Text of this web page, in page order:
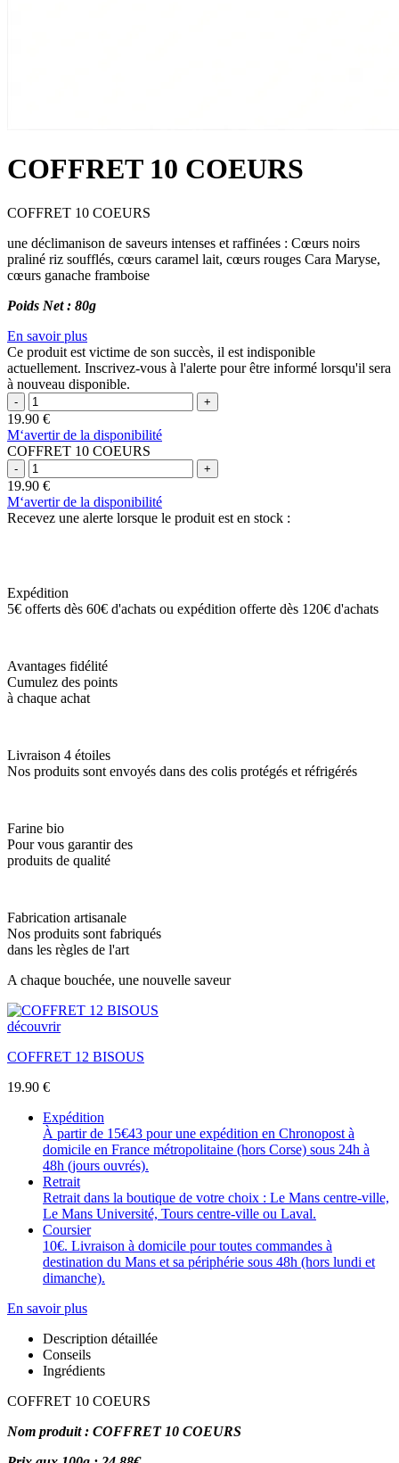
COFFRET 10 COEURS
COFFRET 10 COEURS
une déclimanison de saveurs intenses et raffinées : Cœurs noirs
praliné riz soufflés, cœurs caramel lait, cœurs rouges Cara Maryse,
cœurs ganache framboise
Poids Net : 80g
En savoir plus
Ce produit est victime de son succès, il est indisponible
actuellement. Inscrivez-vous à l'alerte pour être informé lorsqu'il sera
à nouveau disponible.
19.90 €
M‘avertir de la disponibilité
COFFRET 10 COEURS
19.90 €
M‘avertir de la disponibilité
Recevez une alerte lorsque le produit est en stock :
Expédition
5€ offerts dès 60€ d'achats ou expédition offerte dès 120€ d'achats
Avantages fidélité
Cumulez des points
à chaque achat
Livraison 4 étoiles
Nos produits sont envoyés dans des colis protégés et réfrigérés
Farine bio
Pour vous garantir des
produits de qualité
Fabrication artisanale
Nos produits sont fabriqués
dans les règles de l'art
A chaque bouchée, une nouvelle saveur
découvrir
COFFRET 12 BISOUS
19.90 €
Expédition
À partir de 15€43 pour une expédition en Chronopost à
domicile en France métropolitaine (hors Corse) sous 24h à
48h (jours ouvrés).
Retrait
Retrait dans la boutique de votre choix : Le Mans centre-ville,
Le Mans Université, Tours centre-ville ou Laval.
Coursier
10€. Livraison à domicile pour toutes commandes à
destination du Mans et sa périphérie sous 48h (hors lundi et
dimanche).
En savoir plus
Description détaillée
Conseils
Ingrédients
COFFRET 10 COEURS
Nom produit : COFFRET 10 COEURS